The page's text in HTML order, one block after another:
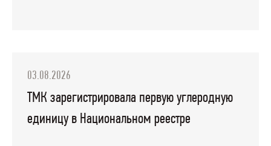
03.08.2026
ТМК зарегистрировала первую углеродную
единицу в Национальном реестре